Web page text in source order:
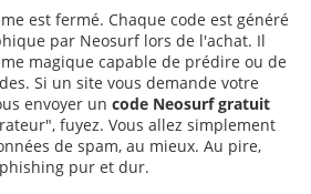
est fermé. Chaque code est généré
par Neosurf lors de l'achat. Il
magique capable de prédire ou de
Si un site vous demande votre
envoyer un code Neosurf gratuit
fuyez. Vous allez simplement
de spam, au mieux. Au pire,
pur et dur.